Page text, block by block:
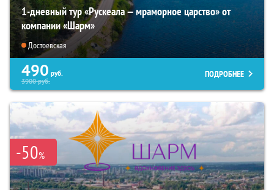
1-дневный тур «Рускеала — мраморное царство» от
компании «Шарм»
Достоевская
490 руб.
3900руб.
ПОДРОБНЕЕ
-50%